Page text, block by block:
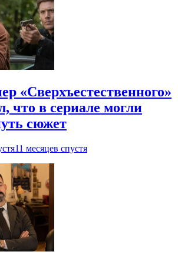
«Сверхъестественного»
что в сериале могли
сюжет
11 месяцев спустя